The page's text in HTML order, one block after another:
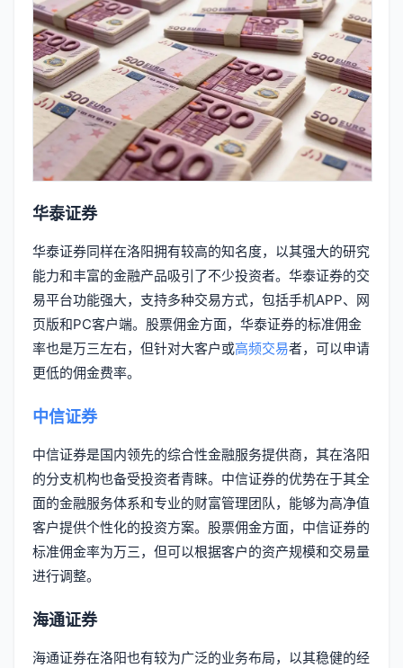
华泰证券
华泰证券同样在洛阳拥有较高的知名度，以其强大的研究
能力和丰富的金融产品吸引了不少投资者。华泰证券的交
易平台功能强大，支持多种交易方式，包括手机APP、网
页版和PC客户端。股票佣金方面，华泰证券的标准佣金
率也是万三左右，但针对大客户或高频交易者，可以申请
更低的佣金费率。
中信证券
中信证券是国内领先的综合性金融服务提供商，其在洛阳
的分支机构也备受投资者青睐。中信证券的优势在于其全
面的金融服务体系和专业的财富管理团队，能够为高净值
客户提供个性化的投资方案。股票佣金方面，中信证券的
标准佣金率为万三，但可以根据客户的资产规模和交易量
进行调整。
海通证券
海通证券在洛阳也有较为广泛的业务布局，以其稳健的经